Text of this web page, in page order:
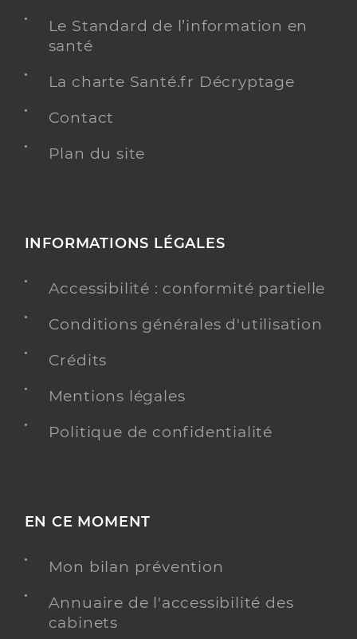
Le Standard de l’information en
santé
La charte Santé.fr Décryptage
Contact
Plan du site
INFORMATIONS LÉGALES
Accessibilité : conformité partielle
Conditions générales d'utilisation
Crédits
Mentions légales
Politique de confidentialité
EN CE MOMENT
Mon bilan prévention
Annuaire de l'accessibilité des
cabinets